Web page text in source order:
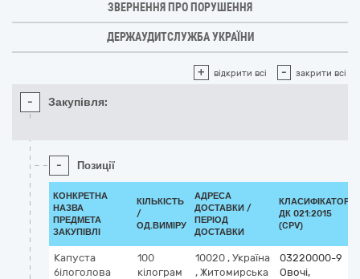
ЗВЕРНЕННЯ ПРО ПОРУШЕННЯ
ДЕРЖАУДИТСЛУЖБА УКРАЇНИ
+ відкрити всі - закрити всі
- Закупівля:
- Позиції
КОНКРЕТНА
НАЗВА
ПРЕДМЕТА
ЗАКУПІВЛІ
КІЛЬКІСТЬ
/
ОД.ВИМІРУ
АДРЕСА
ДОСТАВКИ /
ПЕРІОД
ДОСТАВКИ
КЛАСИФІКАТОР
ДК 021:2015
(CPV)
Капуста
білоголова
100
кілограм
10020 , Україна
, Житомирська
03220000-9
Овочі,